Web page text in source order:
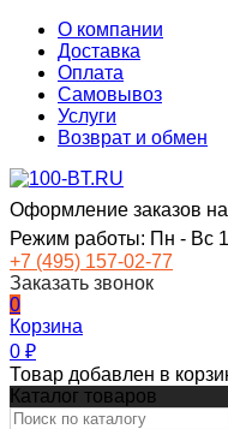
О компании
Доставка
Оплата
Самовывоз
Услуги
Возврат и обмен
Оформление заказов на
Режим работы: Пн - Вс
+7 (495) 157-02-77
Заказать звонок
0
Корзина
0 ₽
Товар добавлен в
Каталог товаров